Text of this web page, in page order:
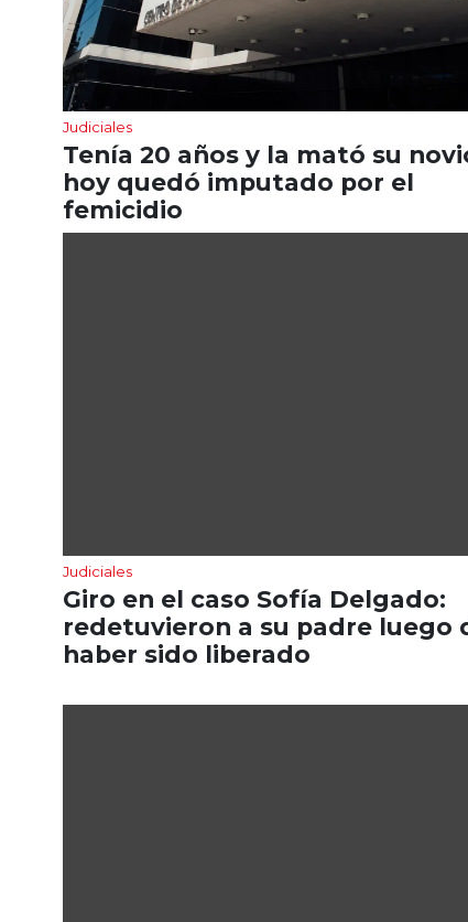
Judiciales
Tenía 20 años y la mató su
hoy quedó imputado por el
femicidio
Judiciales
Giro en el caso Sofía Delgado:
redetuvieron a su padre luego
haber sido liberado